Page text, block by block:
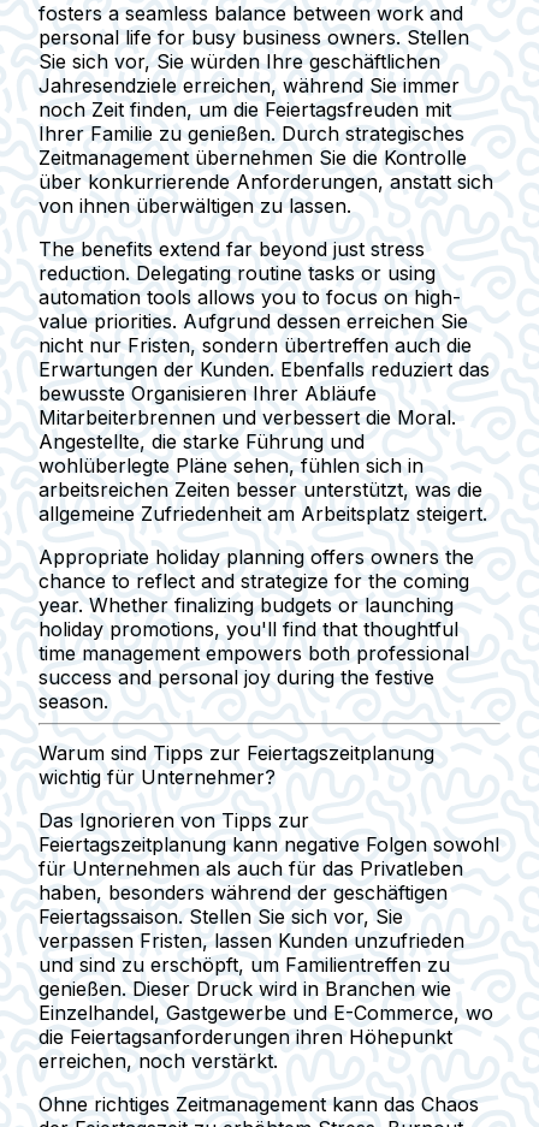
fosters a seamless balance between work and
personal life for busy business owners. Stellen
Sie sich vor, Sie würden Ihre geschäftlichen
Jahresendziele erreichen, während Sie immer
noch Zeit finden, um die Feiertagsfreuden mit
Ihrer Familie zu genießen. Durch strategisches
Zeitmanagement übernehmen Sie die Kontrolle
über konkurrierende Anforderungen, anstatt sich
von ihnen überwältigen zu lassen.
The benefits extend far beyond just stress
reduction. Delegating routine tasks or using
automation tools allows you to focus on high-
value priorities. Aufgrund dessen erreichen Sie
nicht nur Fristen, sondern übertreffen auch die
Erwartungen der Kunden. Ebenfalls reduziert das
bewusste Organisieren Ihrer Abläufe
Mitarbeiterbrennen und verbessert die Moral.
Angestellte, die starke Führung und
wohlüberlegte Pläne sehen, fühlen sich in
arbeitsreichen Zeiten besser unterstützt, was die
allgemeine Zufriedenheit am Arbeitsplatz steigert.
Appropriate holiday planning offers owners the
chance to reflect and strategize for the coming
year. Whether finalizing budgets or launching
holiday promotions, you'll find that thoughtful
time management empowers both professional
success and personal joy during the festive
season.
Warum sind Tipps zur Feiertagszeitplanung
wichtig für Unternehmer?
Das Ignorieren von Tipps zur
Feiertagszeitplanung kann negative Folgen sowohl
für Unternehmen als auch für das Privatleben
haben, besonders während der geschäftigen
Feiertagssaison. Stellen Sie sich vor, Sie
verpassen Fristen, lassen Kunden unzufrieden
und sind zu erschöpft, um Familientreffen zu
genießen. Dieser Druck wird in Branchen wie
Einzelhandel, Gastgewerbe und E-Commerce, wo
die Feiertagsanforderungen ihren Höhepunkt
erreichen, noch verstärkt.
Ohne richtiges Zeitmanagement kann das Chaos